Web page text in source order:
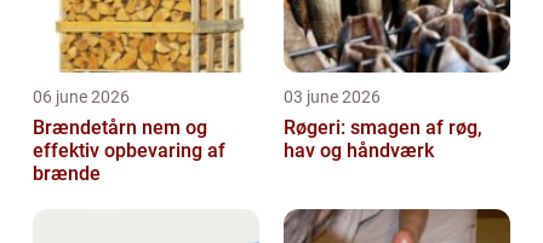
06 june 2026
Brændetårn nem og
effektiv opbevaring af
brænde
03 june 2026
Røgeri: smagen af røg,
hav og håndværk